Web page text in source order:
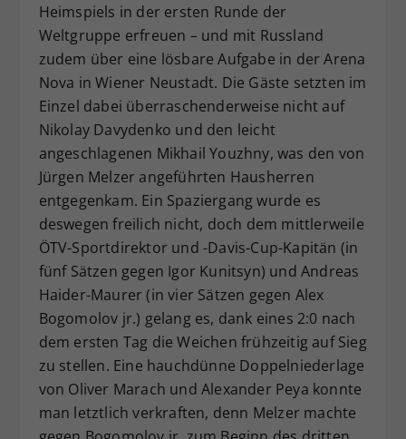
Heimspiels in der ersten Runde der
Weltgruppe erfreuen – und mit Russland
zudem über eine lösbare Aufgabe in der Arena
Nova in Wiener Neustadt. Die Gäste setzten im
Einzel dabei überraschenderweise nicht auf
Nikolay Davydenko und den leicht
angeschlagenen Mikhail Youzhny, was den von
Jürgen Melzer angeführten Hausherren
entgegenkam. Ein Spaziergang wurde es
deswegen freilich nicht, doch dem mittlerweile
ÖTV-Sportdirektor und -Davis-Cup-Kapitän (in
fünf Sätzen gegen Igor Kunitsyn) und Andreas
Haider-Maurer (in vier Sätzen gegen Alex
Bogomolov jr.) gelang es, dank eines 2:0 nach
dem ersten Tag die Weichen frühzeitig auf Sieg
zu stellen. Eine hauchdünne Doppelniederlage
von Oliver Marach und Alexander Peya konnte
man letztlich verkraften, denn Melzer machte